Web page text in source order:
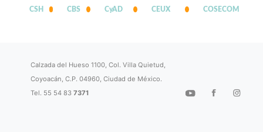
CSH CBS CyAD CEUX COSECOM
Calzada del Hueso 1100, Col. Villa Quietud,
Coyoacán, C.P. 04960, Ciudad de México.
Tel. 55 54 837371